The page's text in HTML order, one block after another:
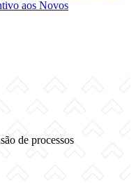
aos Novos
de processos